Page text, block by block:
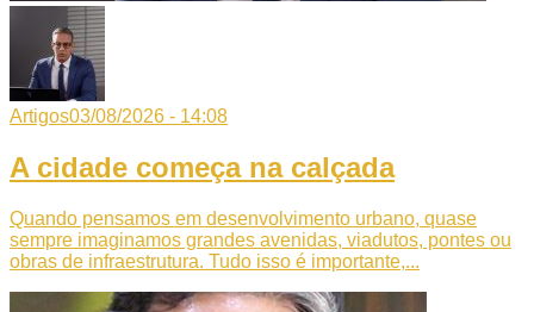
Artigos03/08/2026 - 14:08
A cidade começa na calçada
Quando pensamos em desenvolvimento urbano, quase
sempre imaginamos grandes avenidas, viadutos, pontes ou
obras de infraestrutura. Tudo isso é importante,...